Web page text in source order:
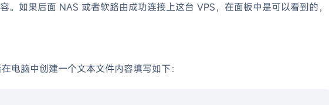
如果后面 NAS 或者软路由成功连接上这台 VPS，在面板中是可以看到的，
电脑中创建一个文本文件内容填写如下：